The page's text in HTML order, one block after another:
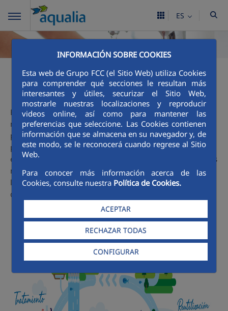
INFORMACIÓN SOBRE COOKIES
Esta web de Grupo FCC (el Sitio Web) utiliza Cookies
para comprender qué secciones le resultan más
interesantes y útiles, securizar el Sitio Web,
mostrarle nuestras localizaciones y reproducir
videos online, así como para mantener las
preferencias que seleccione. Las Cookies contienen
información que se almacena en su navegador y, de
este modo, se le reconocerá cuando regrese al Sitio
Web.
Para conocer más información acerca de las
Cookies, consulte nuestra Política de Cookies.
ACEPTAR
RECHAZAR TODAS
CONFIGURAR
ES
Ciclo integral
El agua es un gran tesoro y que podemos encontrarla en
nuestro entorno: en el mar, en los ríos, en los pantanos...,
pero para que llegue hasta nuestras casas, colegios,
parques, industrias... y la podamos beber, lavarnos con
ella, nadar en la piscina, ver crecer las flores del jardín..., es
necesario que el agua siga un proceso cuidadoso. Esa es la
labor de Aqualia y te invitamos a descubriraquí, con más
detalle, las fases de este apasionante Ciclo.